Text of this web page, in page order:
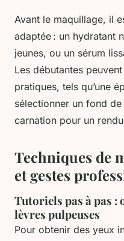
Avant le maquillage, il
adaptée : un hydratant
jeunes, ou un sérum
Les débutantes
pratiques, tels qu’une
sélectionner un fond
carnation pour un
Techniques de
et gestes
Tutoriels pas à pas
lèvres pulpeuses
Pour obtenir des yeux